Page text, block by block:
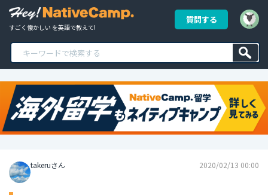
すごく懐かしい を英語で教えて!
質問する
takeruさん 2020/02/13 00:00